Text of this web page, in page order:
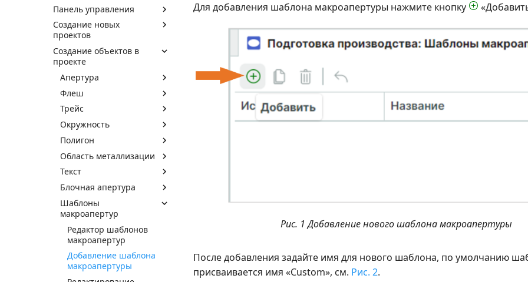
Панель управления
Создание новых
проектов
Создание объектов в
проекте
Апертура
Флеш
Трейс
Окружность
Полигон
Область металлизации
Текст
Блочная апертура
Шаблоны
макроапертур
Редактор шаблонов
макроапертур
Добавление шаблона
макроапертуры
Для добавления шаблона макроапертуры нажмите кнопку
Рис. 1 Добавление нового шаблона макроапертуры
После добавления задайте имя для нового шаблона, по умолчанию
присваивается имя «Custom», см. Рис. 2.